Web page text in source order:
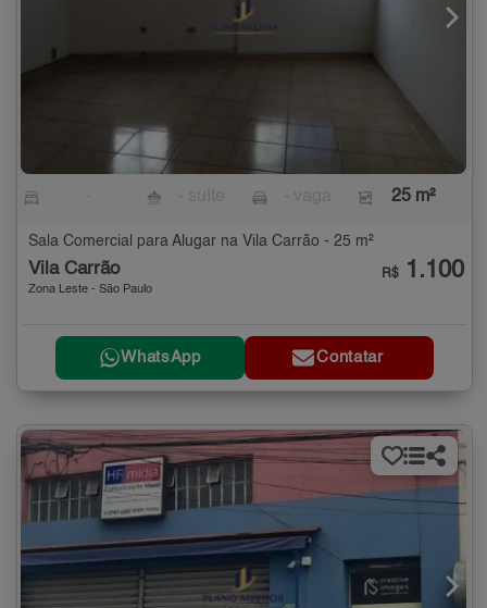
25 m²
Sala Comercial para Alugar na Vila Carrão - 25 m²
Vila Carrão
Zona Leste - São Paulo
R$ 1.100
WhatsApp Contatar